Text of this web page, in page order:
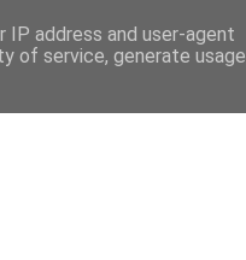
address and user-agent
of service, generate usage